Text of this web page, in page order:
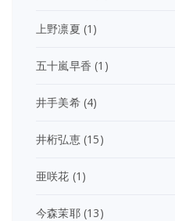
上野凛夏 (1)
五十嵐早香 (1)
井手美希(4)
井桁弘恵(15)
亜咲花 (1)
今森茉耶(13)